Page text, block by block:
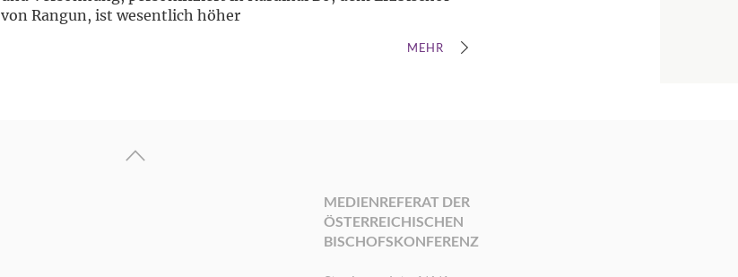
von Rangun, ist wesentlich höher
MEHR
MEDIENREFERAT DER
ÖSTERREICHISCHEN
BISCHOFSKONFERENZ